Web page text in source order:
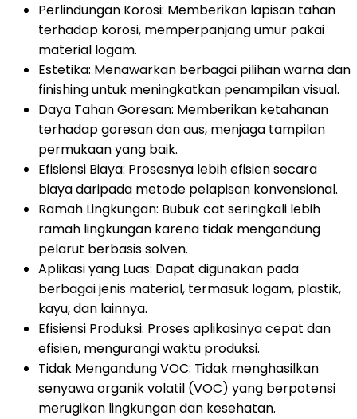
Perlindungan Korosi: Memberikan lapisan tahan
terhadap korosi, memperpanjang umur pakai
material logam.
Estetika: Menawarkan berbagai pilihan warna dan
finishing untuk meningkatkan penampilan visual.
Daya Tahan Goresan: Memberikan ketahanan
terhadap goresan dan aus, menjaga tampilan
permukaan yang baik.
Efisiensi Biaya: Prosesnya lebih efisien secara
biaya daripada metode pelapisan konvensional.
Ramah Lingkungan: Bubuk cat seringkali lebih
ramah lingkungan karena tidak mengandung
pelarut berbasis solven.
Aplikasi yang Luas: Dapat digunakan pada
berbagai jenis material, termasuk logam, plastik,
kayu, dan lainnya.
Efisiensi Produksi: Proses aplikasinya cepat dan
efisien, mengurangi waktu produksi.
Tidak Mengandung VOC: Tidak menghasilkan
senyawa organik volatil (VOC) yang berpotensi
merugikan lingkungan dan kesehatan.